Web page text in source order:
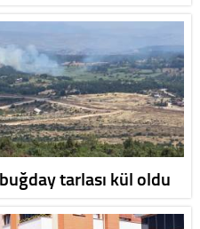
tarlası kül oldu